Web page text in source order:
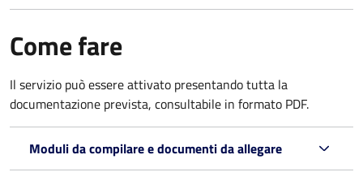
Come fare
Il servizio può essere attivato presentando tutta la
documentazione prevista, consultabile in formato PDF.
Moduli da compilare e documenti da allegare